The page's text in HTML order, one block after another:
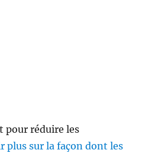
pour réduire les
plus sur la façon dont les